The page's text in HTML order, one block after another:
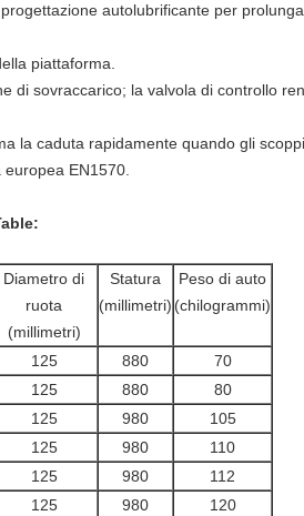
autolubrificante per
piattaforma.
di sovraccarico; la valvola di controllo
la caduta rapidamente quando gli
EN1570.
Diametro di
ruota
(millimetri)
Statura
(millimetri)
Peso di auto
(chilogrammi)
125 880
70
125 880
80
125 980
105
125 980
110
125 980
112
125 980
120